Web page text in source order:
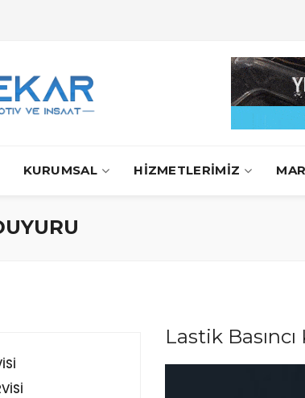
KURUMSAL HİZMETLERİMİZ
Lastik